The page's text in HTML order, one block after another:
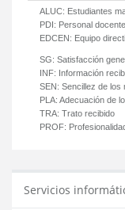
ALUC: Estudiantes
PDI: Personal
EDCEN: Equipo
SG: Satisfacción
INF: Información
SEN: Sencillez de los
PLA: Adecuación de
TRA: Trato recibido
PROF:
Servicios